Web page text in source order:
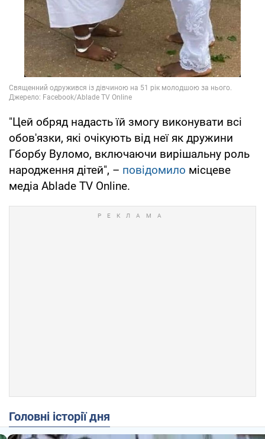
"Цей обряд надасть їй змогу виконувати всі
обов'язки, які очікують від неї як дружини
Гборбу Вуломо, включаючи вирішальну роль
народження дітей", – повідомило місцеве
медіа Ablade TV Online.
Головні історії дня